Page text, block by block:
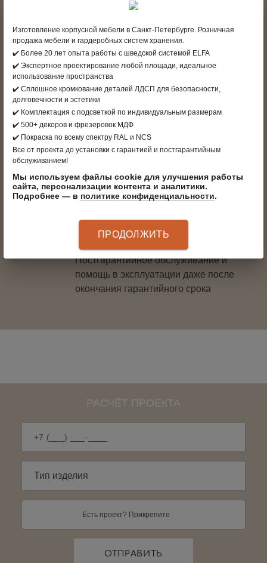
ФРЕЗЕРОВОК
решение, которое вам нужно и
которое по-настоящему хочется
9 САЛОНОВ
с внимательными и компетентными
дизайнерами-консультантами, уютной
атмосферой и идеями для организации
порядка и хранения
ПРОДВИНУТЫЙ СЕРВИС
собственная служба доставки и
Убираем за собой упаковку и мусор
после монтажа.
Постгарантийное обслуживание и
помощь в эксплуатации даже после
окончания гарантийного срока
РАСЧЁТ ПРОЕКТА
Есть проект? Прикрепите
ОТПРАВИТЬ
Изготовление корпусной мебели в Санкт-Петербурге. Розничная
продажа мебели и гардеробных систем хранения.
✔️ Более 20 лет опыта работы с шведской системой ELFA
✔️ Экспертное проектирование любой площади, идеальное
использование пространства
✔️ Сплошное кромкование деталей ЛДСП для безопасности,
долговечности и эстетики
✔️ Комплектация с подсветкой по индивидуальным размерам
✔️ 500+ декоров и фрезеровок МДФ
✔️ Покраска по всему спектру RAL и NCS
Все от проекта до установки с гарантией и постгарантийным
обслуживанием!
Мы используем файлы cookie для улучшения работы
сайта, персонализации контента и аналитики.
Подробнее — в политике конфиденциальности.
ПРОДОЛЖИТЬ